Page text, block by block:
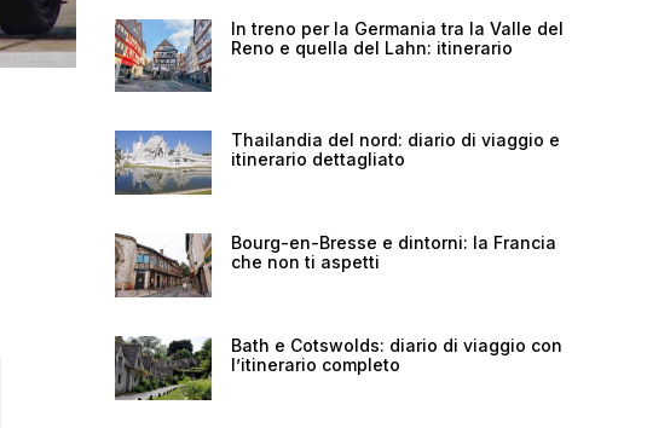
In treno per la Germania tra la Valle del
Reno e quella del Lahn: itinerario
Thailandia del nord: diario di viaggio e
itinerario dettagliato
Bourg-en-Bresse e dintorni: la Francia
che non ti aspetti
Bath e Cotswolds: diario di viaggio con
l’itinerario completo